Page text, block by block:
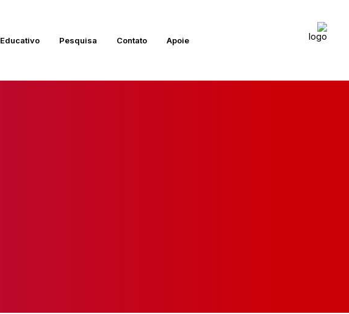
Educativo Pesquisa Contato Apoie